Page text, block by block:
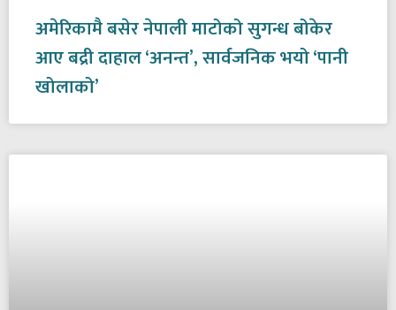
अमेरिकामै बसेर नेपाली माटोको सुगन्ध बोकेर
आए बद्री दाहाल ‘अनन्त’, सार्वजनिक भयो ‘पानी
खोलाको’